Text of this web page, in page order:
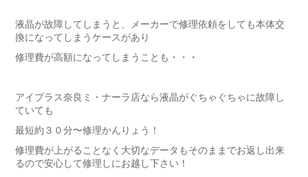
液晶が故障してしまうと、メーカーで修理依頼をしても本体交
換になってしまうケースがあり
修理費が高額になってしまうことも・・・
アイプラス奈良ミ・ナーラ店なら液晶がぐちゃぐちゃに故障し
ていても
最短約３０分〜修理かんりょう！
修理費が上がることなく大切なデータもそのままでお返し出来
るので安心して修理しにお越し下さい！